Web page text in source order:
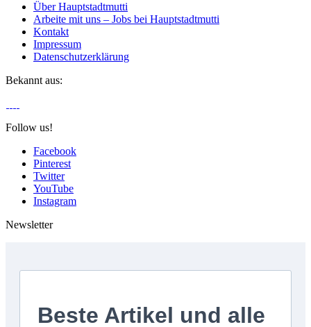
Über Hauptstadtmutti
Arbeite mit uns – Jobs bei Hauptstadtmutti
Kontakt
Impressum
Datenschutzerklärung
Bekannt aus:
Follow us!
Facebook
Pinterest
Twitter
YouTube
Instagram
Newsletter